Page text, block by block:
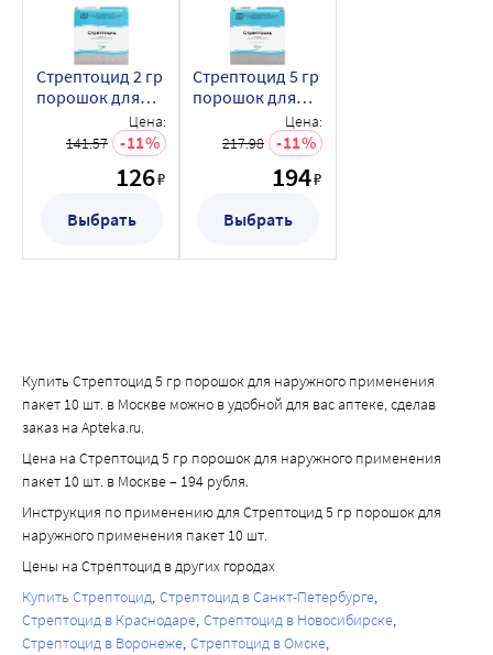
Стрептоцид 2 гр
порошок для
применения
пакет 10 шт.
Цена:
141.57
11
126₽
Выбрать
Стрептоцид 5 гр
порошок для
применения
пакет 10 шт.
Цена:
217.98
11
194₽
Выбрать
Купить Стрептоцид 5 гр порошок для наружного применения
пакет 10 шт. в Москве можно в удобной для вас аптеке, сделав
заказ на Apteka.ru.
Цена на Стрептоцид 5 гр порошок для наружного применения
пакет 10 шт. в Москве – 194 рубля.
Инструкция по применению для Стрептоцид 5 гр порошок для
наружного применения пакет 10 шт.
Цены на Стрептоцид в других городах
Купить Стрептоцид Стрептоцид в Санкт-Петербурге
Стрептоцид в Краснодаре Стрептоцид в Новосибирске
Стрептоцид в Воронеже Стрептоцид в Омске